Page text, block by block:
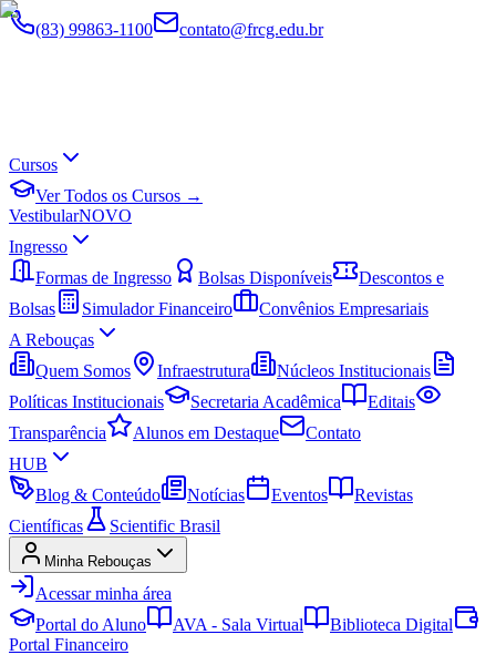
(83) 99863-1100 contato@frcg.edu.br
Cursos
Ver Todos os Cursos →
VestibularNOVO
Ingresso
Formas de Ingresso
Bolsas Disponíveis
Descontos e
Bolsas
Simulador Financeiro
Convênios Empresariais
A Rebouças
Quem Somos
Infraestrutura
Núcleos Institucionais
Políticas Institucionais
Secretaria Acadêmica
Editais
Transparência
Alunos em Destaque
Contato
HUB
Blog & Conteúdo
Notícias Eventos
Revistas
Científicas
Scientific Brasil
Minha Rebouças
Acessar minha área
Portal do Aluno
AVA - Sala Virtual
Biblioteca Digital
Portal Financeiro